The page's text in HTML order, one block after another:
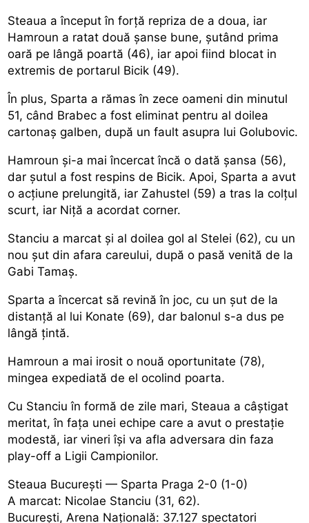
Steaua a început în forță repriza de a doua, iar
Hamroun a ratat două șanse bune, șutând prima
oară pe lângă poartă (46), iar apoi fiind blocat in
extremis de portarul Bicik (49).
În plus, Sparta a rămas în zece oameni din minutul
51, când Brabec a fost eliminat pentru al doilea
cartonaș galben, după un fault asupra lui Golubovic.
Hamroun și-a mai încercat încă o dată șansa (56),
dar șutul a fost respins de Bicik. Apoi, Sparta a avut
o acțiune prelungită, iar Zahustel (59) a tras la colțul
scurt, iar Niță a acordat corner.
Stanciu a marcat și al doilea gol al Stelei (62), cu un
nou șut din afara careului, după o pasă venită de la
Gabi Tamaș.
Sparta a încercat să revină în joc, cu un șut de la
distanță al lui Konate (69), dar balonul s-a dus pe
lângă țintă.
Hamroun a mai irosit o nouă oportunitate (78),
mingea expediată de el ocolind poarta.
Cu Stanciu în formă de zile mari, Steaua a câștigat
meritat, în fața unei echipe care a avut o prestație
modestă, iar vineri își va afla adversara din faza
play-off a Ligii Campionilor.
Steaua București — Sparta Praga 2-0 (1-0)
A marcat: Nicolae Stanciu (31, 62).
București, Arena Națională: 37.127 spectatori